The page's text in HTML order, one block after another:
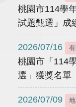
桃園市114學
試題甄選」成
2026/07/16
桃園市「114
選」獲獎名單
2026/07/09